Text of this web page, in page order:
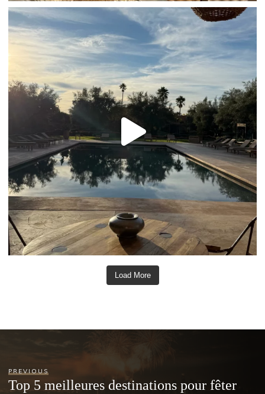
Load More
PREVIOUS
Top 5 meilleures destinations pour fêter